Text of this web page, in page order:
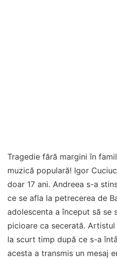
Tragedie fără margini în
muzică populară! Igor
doar 17 ani. Andreea s-a
ce se afla la petrecerea de
adolescenta a început să se
picioare ca secerată.
la scurt timp după ce s-a
acesta a transmis un mesaj